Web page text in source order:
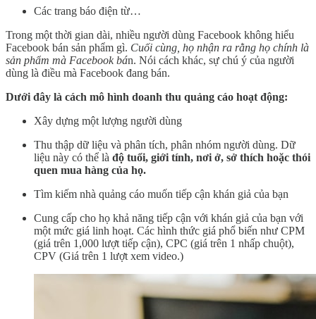
Các trang báo điện từ…
Trong một thời gian dài, nhiều người dùng Facebook không hiểu
Facebook bán sản phẩm gì. Cuối cùng, họ nhận ra rằng họ chính là
sản phẩm mà Facebook bán. Nói cách khác, sự chú ý của người
dùng là điều mà Facebook đang bán.
Dưới đây là cách mô hình doanh thu quảng cáo hoạt động:
Xây dựng một lượng người dùng
Thu thập dữ liệu và phân tích, phân nhóm người dùng. Dữ
liệu này có thể là độ tuổi, giới tính, nơi ở, sở thích hoặc thói
quen mua hàng của họ.
Tìm kiếm nhà quảng cáo muốn tiếp cận khán giả của bạn
Cung cấp cho họ khả năng tiếp cận với khán giả của bạn với
một mức giá linh hoạt. Các hình thức giá phổ biến như CPM
(giá trên 1,000 lượt tiếp cận), CPC (giá trên 1 nhấp chuột),
CPV (Giá trên 1 lượt xem video.)